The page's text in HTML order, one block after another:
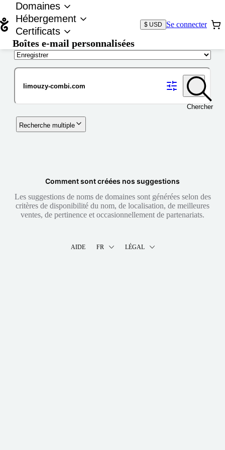
Domaines
Hébergement
Certificats
Boîtes e-mail personnalisées
$ USD Se connecter
Chercher
Recherche multiple
Comment sont créées nos suggestions
Les suggestions de noms de domaines sont générées selon des
critères de disponibilité du nom, de localisation, de meilleures
ventes, de pertinence et occasionnellement de partenariats.
AIDE FR LÉGAL